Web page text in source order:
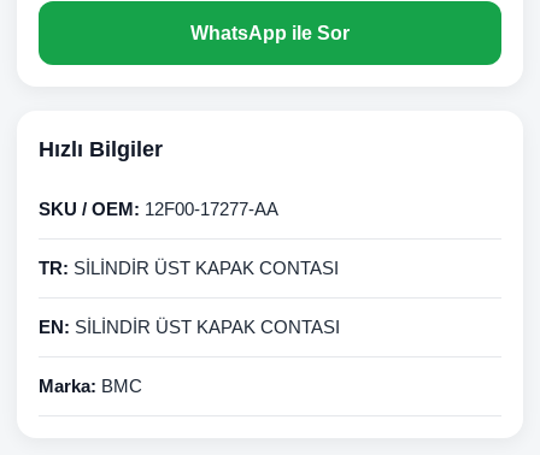
WhatsApp ile Sor
Hızlı Bilgiler
SKU / OEM: 12F00-17277-AA
TR: SİLİNDİR ÜST KAPAK CONTASI
EN: SİLİNDİR ÜST KAPAK CONTASI
Marka: BMC